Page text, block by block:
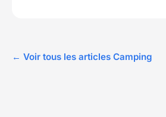
← Voir tous les articles Camping